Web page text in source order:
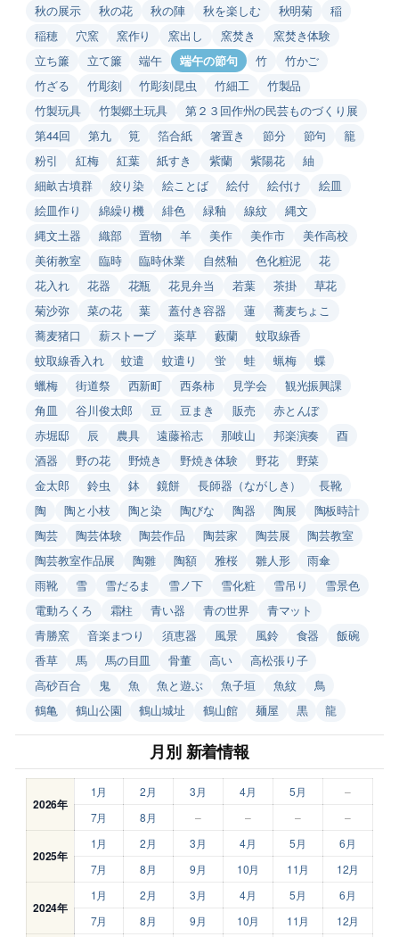
秋の展示
秋の花 秋の陣 秋を楽しむ 秋明菊
稲
稲穂
穴窯 窯作り 窯出し 窯焚き
窯焚き体験
立ち簾
立て簾 端午 端午の節句 竹
竹かご
竹ざる
竹彫刻 竹彫刻昆虫 竹細工
竹製品
竹製玩具
竹製郷土玩具
第２３回作州の民芸ものづくり展
第44回
第九 筧 箔合紙 箸置き 節分 節句
籠
粉引
紅梅 紅葉 紙すき 紫蘭 紫陽花
紬
細畝古墳群
絞り染 絵ことば 絵付 絵付け
絵皿
絵皿作り
綿繰り機 緋色 緑釉 線紋
縄文
縄文土器
織部 置物 羊 美作 美作市
美作高校
美術教室
臨時 臨時休業 自然釉 色化粧泥
花
花入れ
花器 花瓶 花見弁当 若葉 茶掛
草花
菊沙弥
菜の花 葉 蓋付き容器 蓮
蕎麦ちょこ
蕎麦猪口
薪ストーブ 薬草 藪蘭
蚊取線香
蚊取線香入れ
蚊遣 蚊遣り 蛍 蛙 蝋梅
蝶
蠟梅
街道祭 西新町 西条柿 見学会
観光振興課
角皿
谷川俊太郎 豆 豆まき 販売
赤とんぼ
赤堀邸
辰 農具 遠藤裕志 那岐山 邦楽演奏
酉
酒器
野の花 野焼き 野焼き体験 野花
野菜
金太郎
鈴虫 鉢 鏡餅 長師器（ながしき）
長靴
陶
陶と小枝 陶と染 陶びな 陶器 陶展
陶板時計
陶芸
陶芸体験 陶芸作品 陶芸家 陶芸展
陶芸教室
陶芸教室作品展
陶雛 陶額 雅桜 雛人形
雨傘
雨靴
雪 雪だるま 雪ノ下 雪化粧 雪吊り
雪景色
電動ろくろ
霜柱 青い器 青の世界
青マット
青勝窯
音楽まつり 須恵器 風景 風鈴 食器
飯碗
香草
馬 馬の目皿 骨董 高い
高松張り子
高砂百合
鬼 魚 魚と遊ぶ 魚子垣 魚紋
鳥
鶴亀
鶴山公園 鶴山城址 鶴山館 麺屋 黒 龍
月別 新着情報
2026年
1月 2月 3月 4月 5月
–
7月
8月 – – – –
2025年
1月 2月 3月 4月 5月
6月
7月
8月 9月 10月 11月 12月
2024年
1月 2月 3月 4月 5月
6月
7月
8月 9月 10月 11月 12月